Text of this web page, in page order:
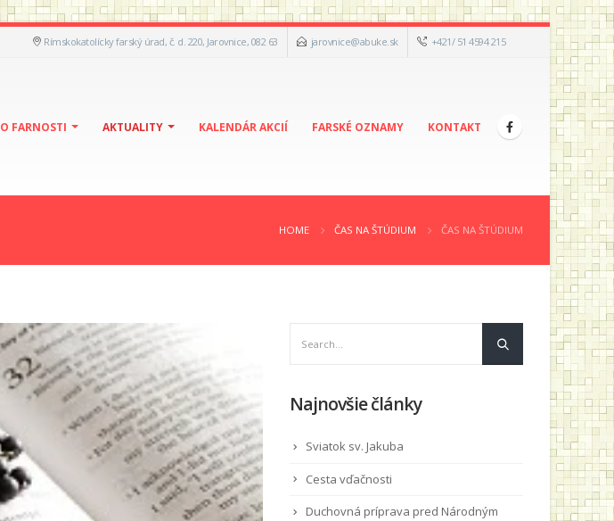
Rímskokatolícky farský úrad, č. d. 220, Jarovnice, 082 63 jarovnice@abuke.sk +421/ 51 4594 215
O FARNOSTI AKTUALITY KALENDÁR AKCIÍ FARSKÉ OZNAMY KONTAKT
HOME ČAS NA ŠTÚDIUM ČAS NA ŠTÚDIUM
Najnovšie články
Sviatok sv. Jakuba
Cesta vďačnosti
Duchovná príprava pred Národným